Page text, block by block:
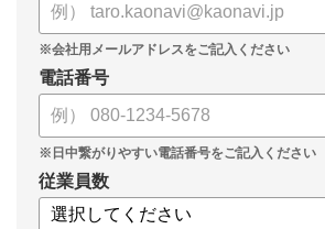
電話番号
従業員数